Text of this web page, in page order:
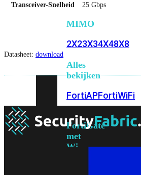
MIMO
2X23X34X48X8
Alles
bekijken
FortiAPFortiWiFi
FortiGate
met
Wi-
Transceiver-Snelheid 25 Gbps
Datasheet: download